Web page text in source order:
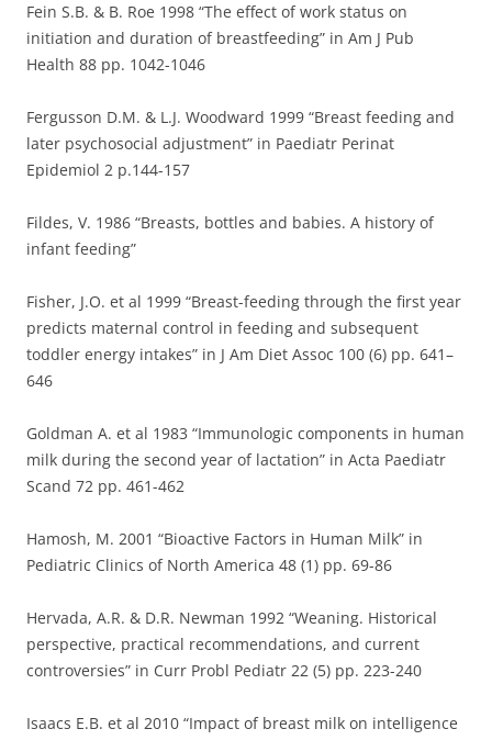
Fein S.B. & B. Roe 1998 “The effect of work status on
initiation and duration of breastfeeding” in Am J Pub
Health 88 pp. 1042-1046
Fergusson D.M. & L.J. Woodward 1999 “Breast feeding and
later psychosocial adjustment” in Paediatr Perinat
Epidemiol 2 p.144-157
Fildes, V. 1986 “Breasts, bottles and babies. A history of
infant feeding”
Fisher, J.O. et al 1999 “Breast-feeding through the first year
predicts maternal control in feeding and subsequent
toddler energy intakes” in J Am Diet Assoc 100 (6) pp. 641–
646
Goldman A. et al 1983 “Immunologic components in human
milk during the second year of lactation” in Acta Paediatr
Scand 72 pp. 461-462
Hamosh, M. 2001 “Bioactive Factors in Human Milk” in
Pediatric Clinics of North America 48 (1) pp. 69-86
Hervada, A.R. & D.R. Newman 1992 “Weaning. Historical
perspective, practical recommendations, and current
controversies” in Curr Probl Pediatr 22 (5) pp. 223-240
Isaacs E.B. et al 2010 “Impact of breast milk on intelligence